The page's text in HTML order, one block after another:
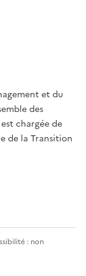
et du
des
chargée de
de la Transition
: non